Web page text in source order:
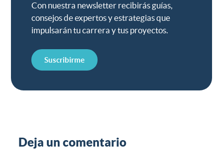
Con nuestra newsletter recibirás guías,
consejos de expertos y estrategias que
impulsarán tu carrera y tus proyectos.
Suscribirme
Deja un comentario